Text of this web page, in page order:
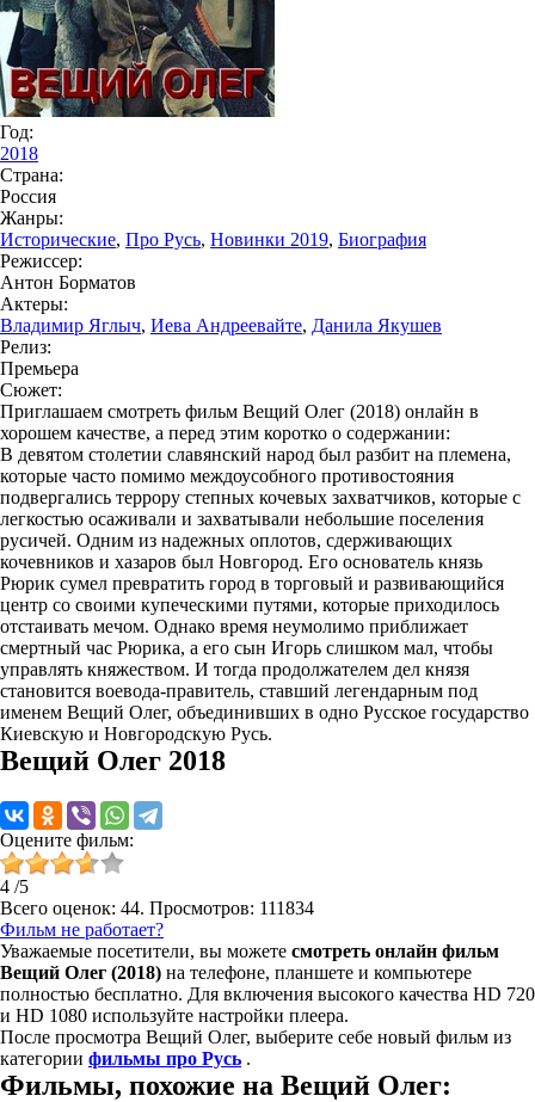
Год:
2018
Страна:
Россия
Жанры:
Исторические, Про Русь, Новинки 2019, Биография
Режиссер:
Антон Борматов
Актеры:
Владимир Яглыч, Иева Андреевайте, Данила Якушев
Релиз:
Премьера
Сюжет:
Приглашаем смотреть фильм Вещий Олег (2018) онлайн в
хорошем качестве, а перед этим коротко о содержании:
В девятом столетии славянский народ был разбит на племена,
которые часто помимо междоусобного противостояния
подвергались террору степных кочевых захватчиков, которые с
легкостью осаживали и захватывали небольшие поселения
русичей. Одним из надежных оплотов, сдерживающих
кочевников и хазаров был Новгород. Его основатель князь
Рюрик сумел превратить город в торговый и развивающийся
центр со своими купеческими путями, которые приходилось
отстаивать мечом. Однако время неумолимо приближает
смертный час Рюрика, а его сын Игорь слишком мал, чтобы
управлять княжеством. И тогда продолжателем дел князя
становится воевода-правитель, ставший легендарным под
именем Вещий Олег, объединивших в одно Русское государство
Киевскую и Новгородскую Русь.
Вещий Олег 2018
Оцените фильм:
4 /5
Всего оценок: 44. Просмотров: 111834
Фильм не работает?
Уважаемые посетители, вы можете смотреть онлайн фильм
Вещий Олег (2018) на телефоне, планшете и компьютере
полностью бесплатно. Для включения высокого качества HD 720
и HD 1080 используйте настройки плеера.
После просмотра Вещий Олег, выберите себе новый фильм из
категории фильмы про Русь .
Фильмы, похожие на Вещий Олег: